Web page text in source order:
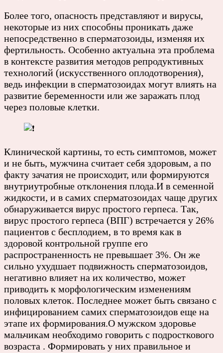
Более того, опасность представляют и вирусы,
некоторые из них способны проникать даже
непосредственно в сперматозоиды, изменяя их
фертильность. Особенно актуальна эта проблема
в контексте развития методов репродуктивных
технологий (искусственного оплодотворения),
ведь инфекции в сперматозоидах могут влиять на
развитие беременности или же заражать плод
через половые клетки.
Клинической картины, то есть симптомов, может
и не быть, мужчина считает себя здоровым, а по
факту зачатия не происходит, или формируются
внутриутробные отклонения плода.И в семенной
жидкости, и в самих сперматозоидах чаще других
обнаруживается вирус простого герпеса. Так,
вирус простого герпеса (ВПГ) встречается у 26%
пациентов с бесплодием, в то время как в
здоровой контрольной группе его
распространенность не превышает 3%. Он же
сильно ухудшает подвижность сперматозоидов,
негативно влияет на их количество, может
приводить к морфологическим изменениям
половых клеток. Последнее может быть связано с
инфицированием самих сперматозоидов еще на
этапе их формирования.О мужском здоровье
мальчикам необходимо говорить с подросткового
возраста . Формировать у них правильное и